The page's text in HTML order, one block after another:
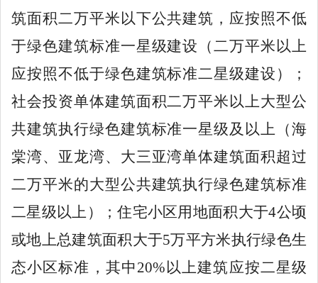
筑面积二万平米以下公共建筑，应按照不低
于绿色建筑标准一星级建设（二万平米以上
应按照不低于绿色建筑标准二星级建设）；
社会投资单体建筑面积二万平米以上大型公
共建筑执行绿色建筑标准一星级及以上（海
棠湾、亚龙湾、大三亚湾单体建筑面积超过
二万平米的大型公共建筑执行绿色建筑标准
二星级以上）；住宅小区用地面积大于4公顷
或地上总建筑面积大于5万平方米执行绿色生
态小区标准，其中20% 以上建筑应按二星级